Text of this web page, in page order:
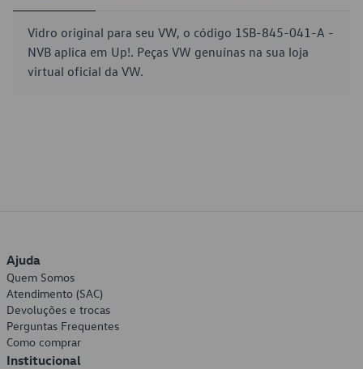
Vidro original para seu VW, o código 1SB-845-041-A -
NVB aplica em Up!. Peças VW genuínas na sua loja
virtual oficial da VW.
Ajuda
Quem Somos
Atendimento (SAC)
Devoluções e trocas
Perguntas Frequentes
Como comprar
Institucional